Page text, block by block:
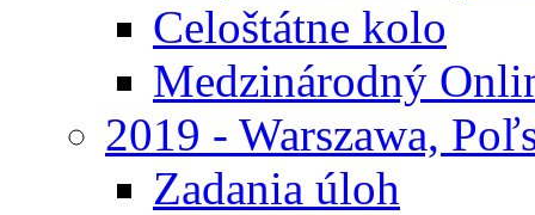
Celoštátne kolo
Medzinárodný
2019 - Warszawa,
Zadania úloh